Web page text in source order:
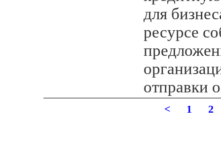
для
ресурсе
отправки
< 1 2